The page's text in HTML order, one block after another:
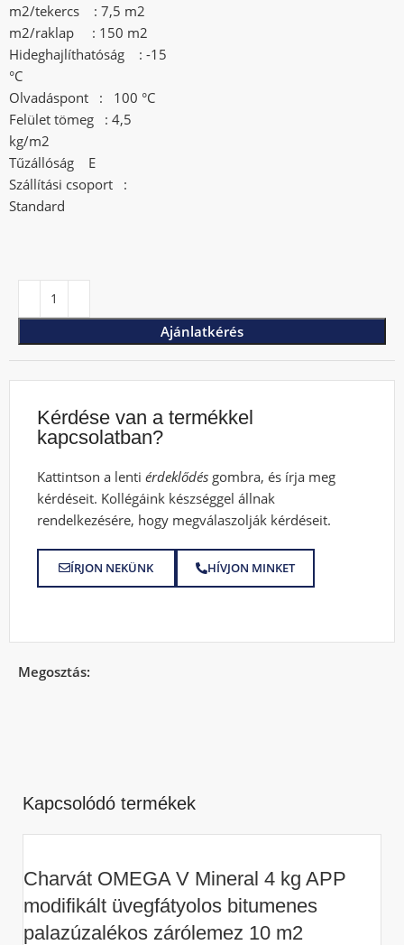
m2/tekercs : 7,5 m2
m2/raklap : 150 m2
Hideghajlíthatóság : -15
°C
Olvadáspont : 100 °C
Felület tömeg : 4,5
kg/m2
Tűzállóság E
Szállítási csoport :
Standard
Ajánlatkérés
Kérdése van a termékkel
kapcsolatban?
Kattintson a lentiérdeklődés gombra, és írja meg
kérdéseit. Kollégáink készséggel állnak
rendelkezésére, hogy megválaszolják kérdéseit.
ÍRJON NEKÜNK HÍVJON MINKET
Megosztás:
Kapcsolódó termékek
Charvát OMEGA V Mineral 4 kg APP
modifikált üvegfátyolos bitumenes
palazúzalékos zárólemez 10 m2